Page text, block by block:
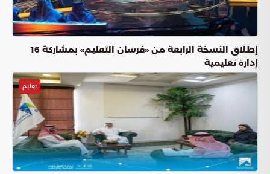
إطلاق النسخة الرابعة من «فرسان التعليم» بمشاركة 16
إدارة تعليمية
تعليم